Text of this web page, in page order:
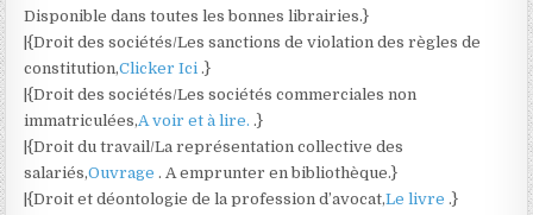
Disponible dans toutes les bonnes librairies.}
|{Droit des sociétés/Les sanctions de violation des règles de
constitution,Clicker Ici.}
|{Droit des sociétés/Les sociétés commerciales non
immatriculées,A voir et à lire..}
|{Droit du travail/La représentation collective des
salariés,Ouvrage. A emprunter en bibliothèque.}
|{Droit et déontologie de la profession d’avocat,Le livre.}